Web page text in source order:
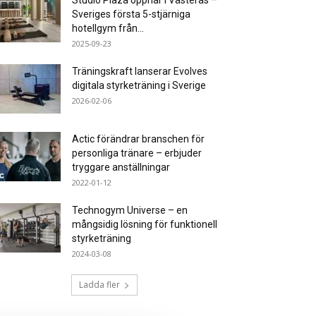
Sveriges första 5-stjärniga
hotellgym från...
2025-09-23
Träningskraft lanserar Evolves
digitala styrketräning i Sverige
2026-02-06
Actic förändrar branschen för
personliga tränare – erbjuder
tryggare anställningar
2022-01-12
Technogym Universe – en
mångsidig lösning för funktionell
styrketräning
2024-03-08
Ladda fler